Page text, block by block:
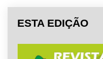
ESTA EDIÇÃO